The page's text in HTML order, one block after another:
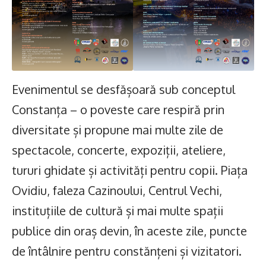
Evenimentul se desfășoară sub conceptul
Constanța – o poveste care respiră prin
diversitate și propune mai multe zile de
spectacole, concerte, expoziții, ateliere,
tururi ghidate și activități pentru copii. Piața
Ovidiu, faleza Cazinoului, Centrul Vechi,
instituțiile de cultură și mai multe spații
publice din oraș devin, în aceste zile, puncte
de întâlnire pentru constănțeni și vizitatori.